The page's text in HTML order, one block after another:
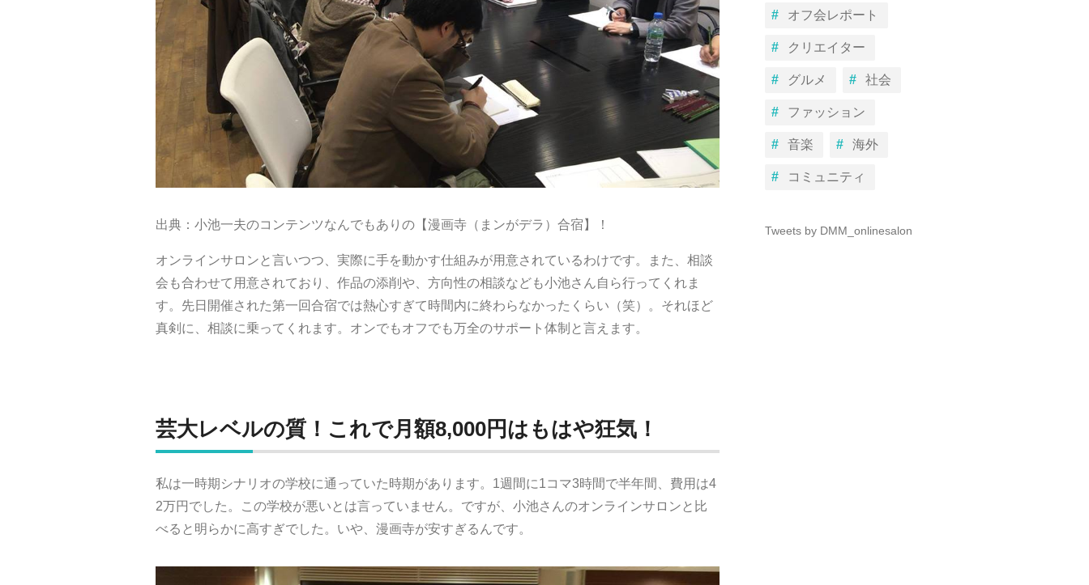
出典：小池一夫のコンテンツなんでもありの【漫画寺（まンがデラ）合宿】！
オンラインサロンと言いつつ、実際に手を動かす仕組みが用意されているわけです。また、相談
会も合わせて用意されており、作品の添削や、方向性の相談なども小池さん自ら行ってくれま
す。先日開催された第一回合宿では熱心すぎて時間内に終わらなかったくらい（笑）。それほど
真剣に、相談に乗ってくれます。オンでもオフでも万全のサポート体制と言えます。
芸大レベルの質！これで月額8,000円はもはや狂気！
私は一時期シナリオの学校に通っていた時期があります。1週間に1コマ3時間で半年間、費用は4
2万円でした。この学校が悪いとは言っていません。ですが、小池さんのオンラインサロンと比
べると明らかに高すぎでした。いや、漫画寺が安すぎるんです。
オフ会レポート
クリエイター
グルメ 社会
ファッション
音楽 海外
コミュニティ
Tweets by DMM_onlinesalon